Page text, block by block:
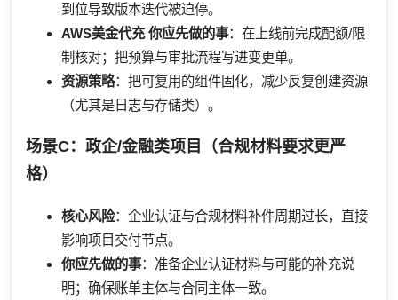
到位导致版本迭代被迫停。
AWS美金代充 你应先做的事：在上线前完成配额/限
制核对；把预算与审批流程写进变更单。
资源策略：把可复用的组件固化，减少反复创建资源
（尤其是日志与存储类）。
场景C：政企/金融类项目（合规材料要求更严
格）
核心风险：企业认证与合规材料补件周期过长，直接
影响项目交付节点。
你应先做的事：准备企业认证材料与可能的补充说
明；确保账单主体与合同主体一致。